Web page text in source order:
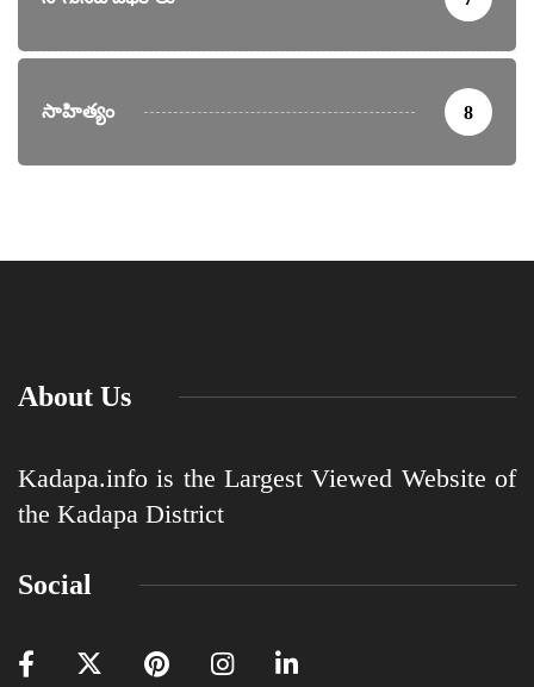
సాహిత్యం 8
About Us
Kadapa.info is the Largest Viewed Website of
the Kadapa District
Social